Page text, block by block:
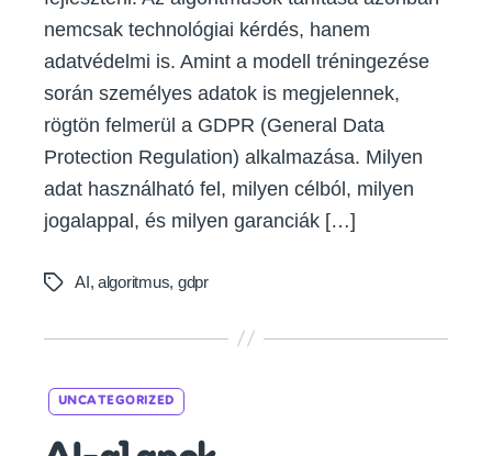
nemcsak technológiai kérdés, hanem
adatvédelmi is. Amint a modell tréningezése
során személyes adatok is megjelennek,
rögtön felmerül a GDPR (General Data
Protection Regulation) alkalmazása. Milyen
adat használható fel, milyen célból, milyen
jogalappal, és milyen garanciák […]
TagsAI, algoritmus, gdpr
UNCATEGORIZED